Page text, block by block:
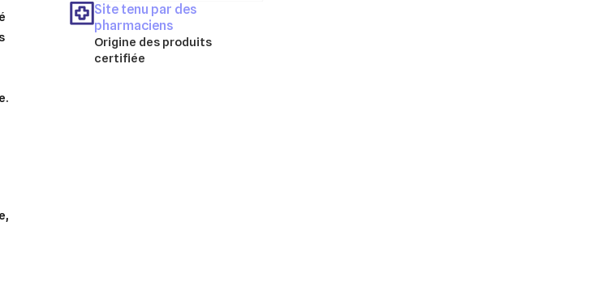
Site tenu par des
pharmaciens
Origine des produits
certifiée
,